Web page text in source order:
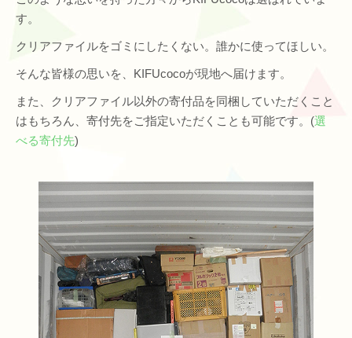
す。
クリアファイルをゴミにしたくない。誰かに使ってほしい。
そんな皆様の思いを、KIFUcocoが現地へ届けます。
また、クリアファイル以外の寄付品を同梱していただくこと
はもちろん、寄付先をご指定いただくことも可能です。(選
べる寄付先)